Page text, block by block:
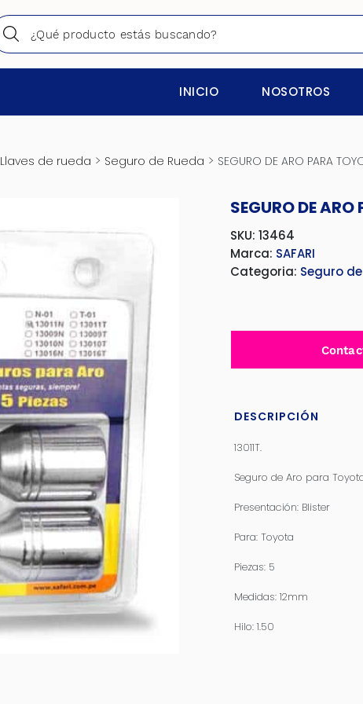
INICIO NOSOTROS
Llaves de rueda > Seguro de Rueda > SEGURO DE ARO PARA
SEGURO DE
SKU: 13464
Marca: SAFARI
Categoria: Seguro
DESCRIPCIÓN
13011T.
Seguro de Aro para
Presentación: Blister
Para: Toyota
Piezas: 5
Medidas: 12mm
Hilo: 1.50